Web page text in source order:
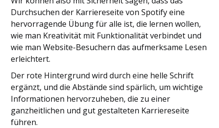
Durchsuchen der Karriereseite von Spotify eine
hervorragende Übung für alle ist, die lernen wollen,
wie man Kreativität mit Funktionalität verbindet und
wie man Website-Besuchern das aufmerksame Lesen
erleichtert.
Der rote Hintergrund wird durch eine helle Schrift
ergänzt, und die Abstände sind spärlich, um wichtige
Informationen hervorzuheben, die zu einer
ganzheitlichen und gut gestalteten Karriereseite
führen.